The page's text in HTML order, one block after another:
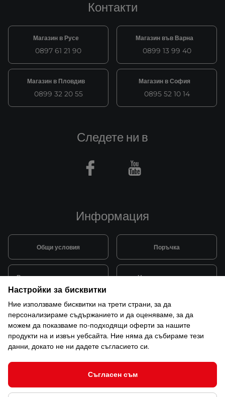
Контакти
Магазин в Русе
0897 61 21 90
Магазин във Варна
0899 13 99 40
Магазин в Пловдив
0899 32 20 55
Магазин в София
0895 52 10 14
Информация
Общи условия Поръчка
Видове и цена за транспорт Начини на плащане
Система за лоялни клиенти Монтаж и поддръжка
Рекламации и гаранция
Следете ни в
Facebook Youtube
Настройки за бисквитки
Ние използваме бисквитки на трети страни, за да
персонализираме съдържанието и да оценяваме, за да
можем да показваме по-подходящи оферти за нашите
продукти на и извън уебсайта. Ние няма да събираме тези
данни, докато не ни дадете съгласието си.
Съгласен съм